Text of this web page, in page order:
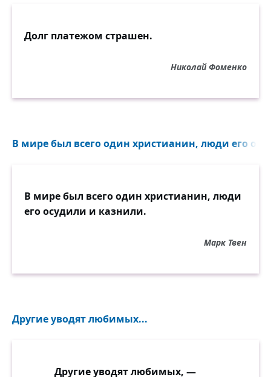
Долг платежом страшен.
Николай Фоменко
В мире был всего один христианин, люди его
В мире был всего один христианин, люди
его осудили и казнили.
Марк Твен
Другие уводят любимых...
Другие уводят любимых, —